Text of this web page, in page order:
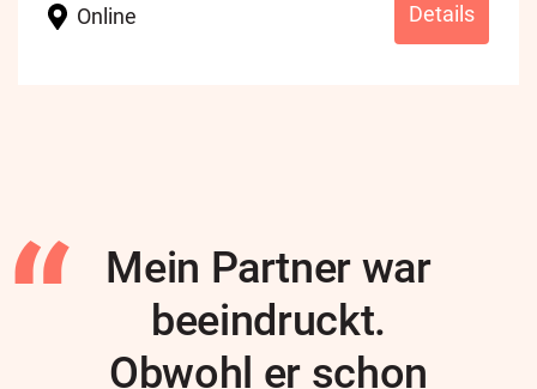
Online Details
Mein Partner war
beeindruckt.
Obwohl er schon